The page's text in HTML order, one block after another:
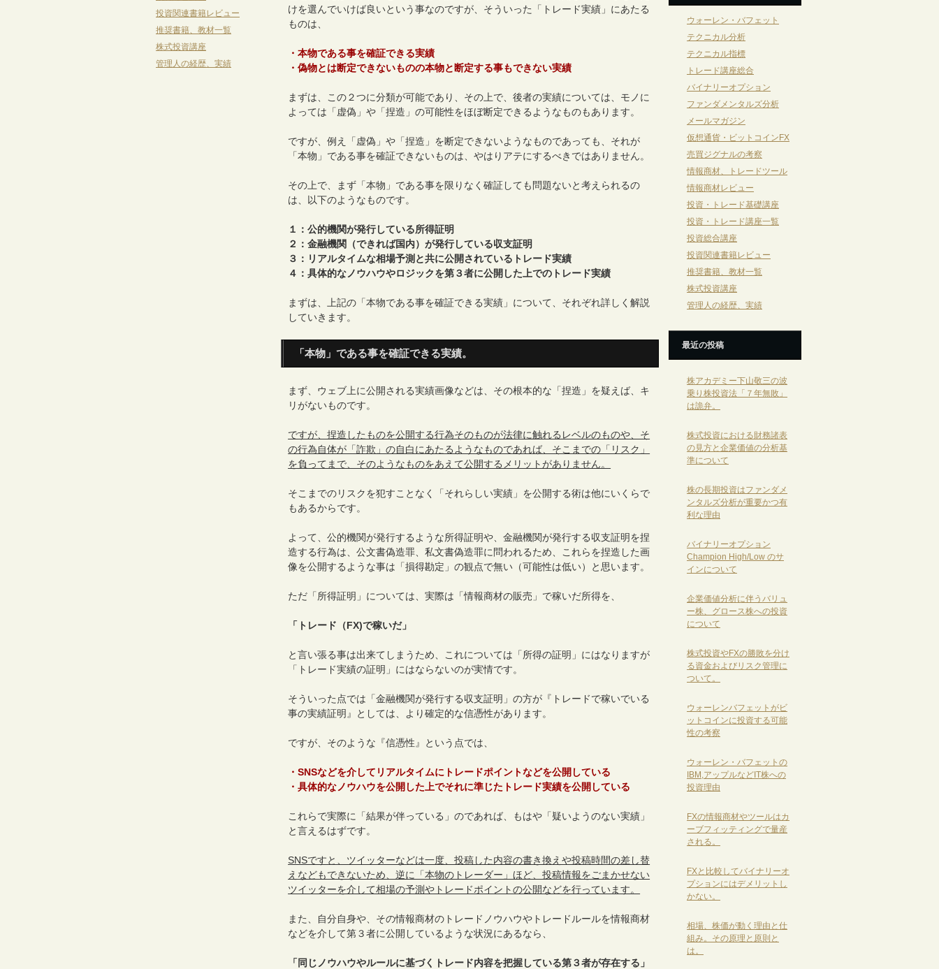
けを選んでいけば良いという事なのですが、そういった「トレード実績」にあたる
ものは、
・本物である事を確証できる実績
・偽物とは断定できないものの本物と断定する事もできない実績
まずは、この２つに分類が可能であり、その上で、後者の実績については、モノに
よっては「虚偽」や「捏造」の可能性をほぼ断定できるようなものもあります。
ですが、例え「虚偽」や「捏造」を断定できないようなものであっても、それが
「本物」である事を確証できないものは、やはりアテにするべきではありません。
その上で、まず「本物」である事を限りなく確証しても問題ないと考えられるの
は、以下のようなものです。
１：公的機関が発行している所得証明
２：金融機関（できれば国内）が発行している収支証明
３：リアルタイムな相場予測と共に公開されているトレード実績
４：具体的なノウハウやロジックを第３者に公開した上でのトレード実績
まずは、上記の「本物である事を確証できる実績」について、それぞれ詳しく解説
していきます。
「本物」である事を確証できる実績。
まず、ウェブ上に公開される実績画像などは、その根本的な「捏造」を疑えば、キ
リがないものです。
ですが、捏造したものを公開する行為そのものが法律に触れるレベルのものや、そ
の行為自体が「詐欺」の自白にあたるようなものであれば、そこまでの「リスク」
を負ってまで、そのようなものをあえて公開するメリットがありません。
そこまでのリスクを犯すことなく「それらしい実績」を公開する術は他にいくらで
もあるからです。
よって、公的機関が発行するような所得証明や、金融機関が発行する収支証明を捏
造する行為は、公文書偽造罪、私文書偽造罪に問われるため、これらを捏造した画
像を公開するような事は「損得勘定」の観点で無い（可能性は低い）と思います。
ただ「所得証明」については、実際は「情報商材の販売」で稼いだ所得を、
「トレード（FX)で稼いだ」
と言い張る事は出来てしまうため、これについては「所得の証明」にはなりますが
「トレード実績の証明」にはならないのが実情です。
そういった点では「金融機関が発行する収支証明」の方が『トレードで稼いでいる
事の実績証明』としては、より確定的な信憑性があります。
ですが、そのような『信憑性』という点では、
・SNSなどを介してリアルタイムにトレードポイントなどを公開している
・具体的なノウハウを公開した上でそれに準じたトレード実績を公開している
これらで実際に「結果が伴っている」のであれば、もはや「疑いようのない実績」
と言えるはずです。
SNSですと、ツイッターなどは一度、投稿した内容の書き換えや投稿時間の差し替
えなどもできないため、逆に「本物のトレーダー」ほど、投稿情報をごまかせない
ツイッターを介して相場の予測やトレードポイントの公開などを行っています。
また、自分自身や、その情報商材のトレードノウハウやトレードルールを情報商材
などを介して第３者に公開しているような状況にあるなら、
「同じノウハウやルールに基づくトレード内容を把握している第３者が存在する」
投資関連書籍レビュー
推奨書籍、教材一覧
株式投資講座
管理人の経歴、実績
ウォーレン・バフェット
テクニカル分析
テクニカル指標
トレード講座総合
バイナリーオプション
ファンダメンタルズ分析
メールマガジン
仮想通貨・ビットコインFX
売買ジグナルの考察
情報商材、トレードツール
情報商材レビュー
投資・トレード基礎講座
投資・トレード講座一覧
投資総合講座
投資関連書籍レビュー
推奨書籍、教材一覧
株式投資講座
管理人の経歴、実績
最近の投稿
株アカデミー下山敬三の波
乗り株投資法「７年無敗」
は詭弁。
株式投資における財務諸表
の見方と企業価値の分析基
準について
株の長期投資はファンダメ
ンタルズ分析が重要かつ有
利な理由
バイナリーオプション
Champion High/Low のサ
インについて
企業価値分析に伴うバリュ
ー株、グロース株への投資
について
株式投資やFXの勝敗を分け
る資金およびリスク管理に
ついて。
ウォーレンバフェットがビ
ットコインに投資する可能
性の考察
ウォーレン・バフェットの
IBM,アップルなどIT株への
投資理由
FXの情報商材やツールはカ
ーブフィッティングで量産
される。
FXと比較してバイナリーオ
プションにはデメリットし
かない。
相場、株価が動く理由と仕
組み。その原理と原則と
は。